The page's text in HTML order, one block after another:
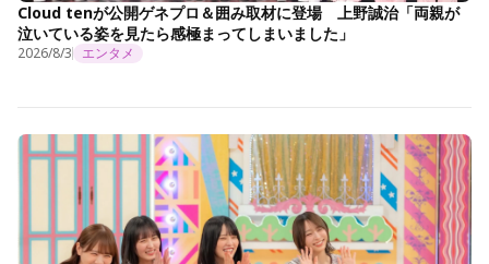
Cloud tenが公開ゲネプロ＆囲み取材に登場 上野誠治「両親が
泣いている姿を見たら感極まってしまいました」
2026/8/3 エンタメ